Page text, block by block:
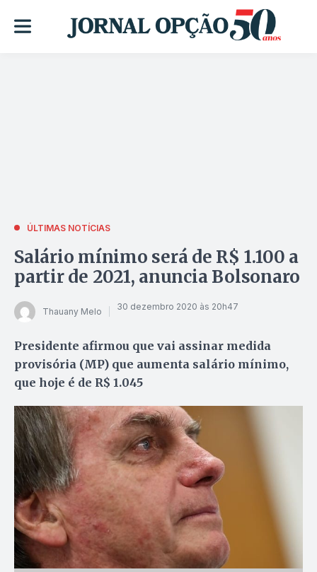
ÚLTIMAS NOTÍCIAS
Salário mínimo será de R$ 1.100 a
partir de 2021, anuncia Bolsonaro
Thauany Melo 30 dezembro 2020 às 20h47
Presidente afirmou que vai assinar medida
provisória (MP) que aumenta salário mínimo,
que hoje é de R$ 1.045